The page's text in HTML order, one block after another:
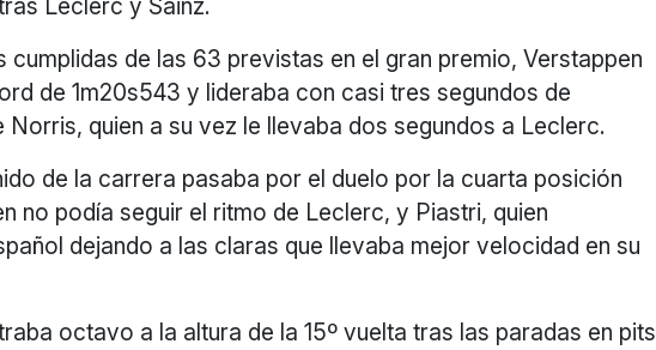
Leclerc y Sainz.
cumplidas de las 63 previstas en el gran premio, Verstappen
de 1m20s543 y lideraba con casi tres segundos de
Norris, quien a su vez le llevaba dos segundos a Leclerc.
de la carrera pasaba por el duelo por la cuarta posición
no podía seguir el ritmo de Leclerc, y Piastri, quien
dejando a las claras que llevaba mejor velocidad en su
octavo a la altura de la 15º vuelta tras las paradas en pits